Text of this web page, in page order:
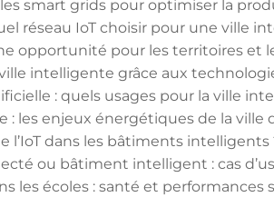
smart grids pour optimiser la
réseau IoT choisir pour une ville
opportunité pour les territoires et
intelligente grâce aux
: quels usages pour la ville
: les enjeux énergétiques de la ville
l’IoT dans les bâtiments intelligents
ou bâtiment intelligent : cas
les écoles : santé et performances